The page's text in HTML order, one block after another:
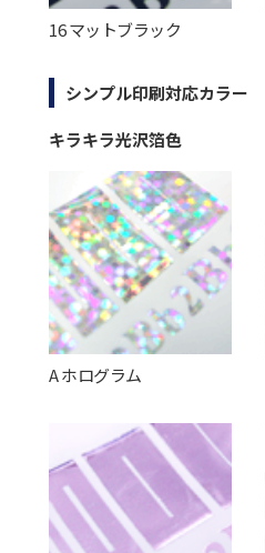
16 マットブラック
シンプル印刷対応カラー
キラキラ光沢箔色
A ホログラム